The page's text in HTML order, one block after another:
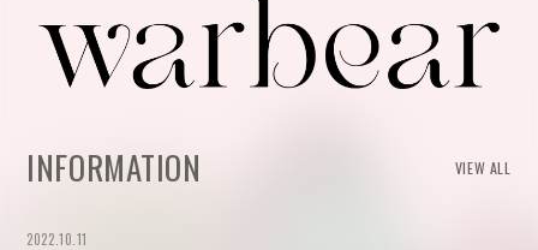
INFORMATION VIEW ALL
2022.10.11